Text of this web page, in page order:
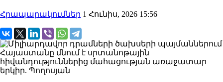
Հրապարակումներ 1 Հունիս, 2026 15:56